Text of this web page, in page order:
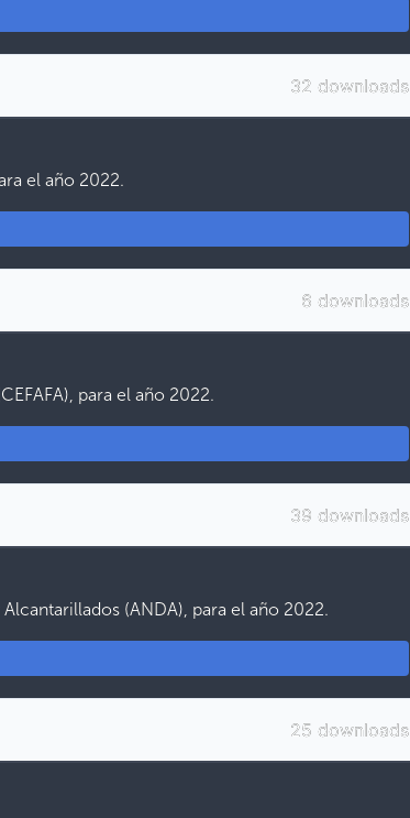
32 downloads
el año 2022.
6 downloads
para el año 2022.
39 downloads
(ANDA), para el año 2022.
25 downloads